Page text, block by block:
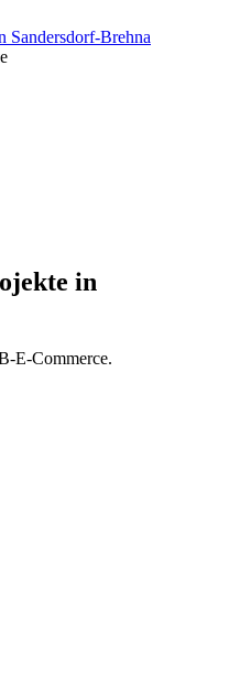
Sandersdorf-Brehna
in
E-Commerce.